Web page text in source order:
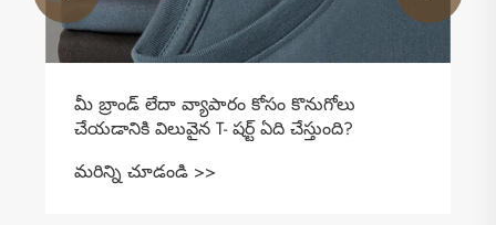
మీ బ్రాండ్ లేదా వ్యాపారం కోసం కొనుగోలు
చేయడానికి విలువైన T- షర్ట్ ఏది చేస్తుంది?
మరిన్ని చూడండి >>